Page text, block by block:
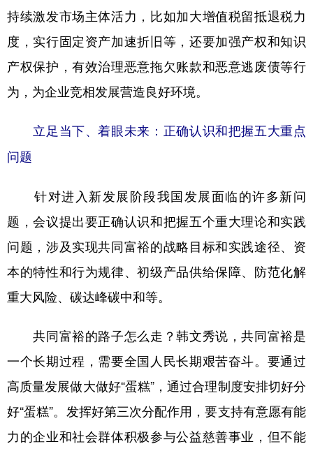
持续激发市场主体活力，比如加大增值税留抵退税力
度，实行固定资产加速折旧等，还要加强产权和知识
产权保护，有效治理恶意拖欠账款和恶意逃废债等行
为，为企业竞相发展营造良好环境。
立足当下、着眼未来：正确认识和把握五大重点
问题
针对进入新发展阶段我国发展面临的许多新问
题，会议提出要正确认识和把握五个重大理论和实践
问题，涉及实现共同富裕的战略目标和实践途径、资
本的特性和行为规律、初级产品供给保障、防范化解
重大风险、碳达峰碳中和等。
共同富裕的路子怎么走？韩文秀说，共同富裕是
一个长期过程，需要全国人民长期艰苦奋斗。要通过
高质量发展做大做好“蛋糕”，通过合理制度安排切好分
好“蛋糕”。发挥好第三次分配作用，要支持有意愿有能
力的企业和社会群体积极参与公益慈善事业，但不能